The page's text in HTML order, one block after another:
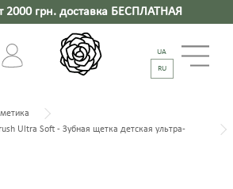
2000 грн. доставка БЕСПЛАТНАЯ
UA
RU
Ultra Soft - Зубная щетка детская ультра-